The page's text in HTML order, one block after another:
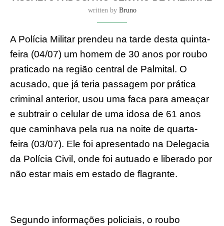
written by Bruno
A Polícia Militar prendeu na tarde desta quinta-
feira (04/07) um homem de 30 anos por roubo
praticado na região central de Palmital. O
acusado, que já teria passagem por prática
criminal anterior, usou uma faca para ameaçar
e subtrair o celular de uma idosa de 61 anos
que caminhava pela rua na noite de quarta-
feira (03/07). Ele foi apresentado na Delegacia
da Polícia Civil, onde foi autuado e liberado por
não estar mais em estado de flagrante.
Segundo informações policiais, o roubo